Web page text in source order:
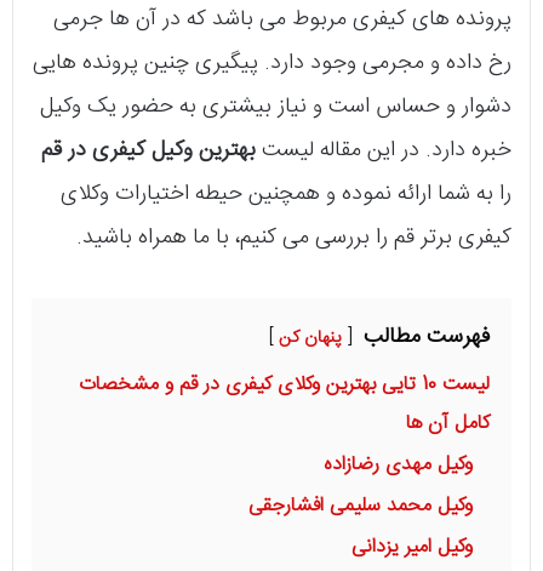
پرونده های کیفری مربوط می باشد که در آن ها جرمی
رخ داده و مجرمی وجود دارد. پیگیری چنین پرونده هایی
دشوار و حساس است و نیاز بیشتری به حضور یک وکیل
خبره دارد. در این مقاله لیستبهترین وکیل کیفری در قم
را به شما ارائه نموده و همچنین حیطه اختیارات وکلای
کیفری برتر قم را بررسی می کنیم، با ما همراه باشید.
فهرست مطالب پنهان کن
لیست 10 تایی بهترین وکلای کیفری در قم و مشخصات
کامل آن ها
وکیل مهدی رضازاده
وکیل محمد سلیمی افشارجقی
وکیل امیر یزدانی